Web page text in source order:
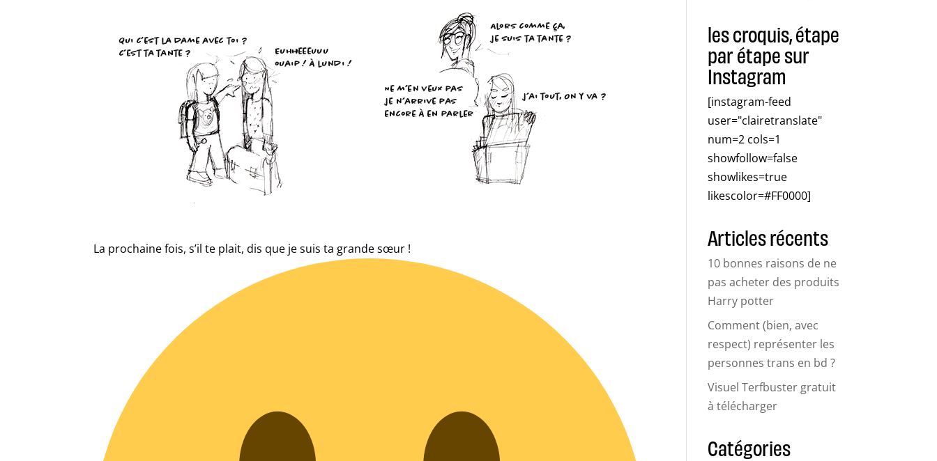
La prochaine fois, s’il te plait, dis que je suis ta grande sœur !
les croquis, étape
par étape sur
Instagram
[instagram-feed
user="clairetranslate"
num=2 cols=1
showfollow=false
showlikes=true
likescolor=#FF0000]
Articles récents
10 bonnes raisons de ne
pas acheter des produits
Harry potter
Comment (bien, avec
respect) représenter les
personnes trans en bd ?
Visuel Terfbuster gratuit
à télécharger
Catégories